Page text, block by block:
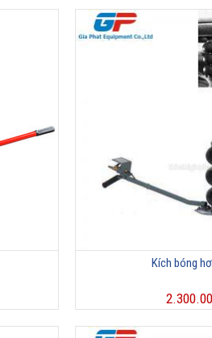
Kích bóng